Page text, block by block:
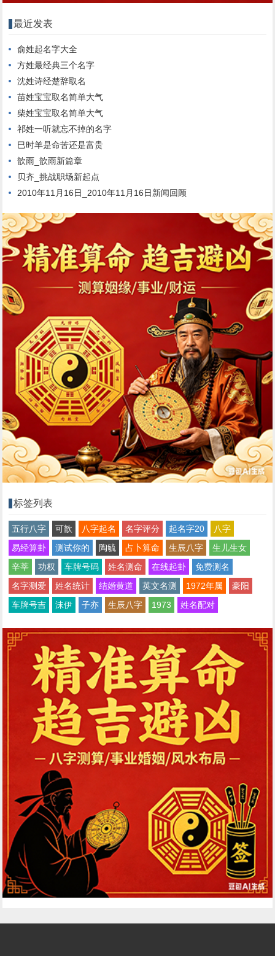
最近发表
俞姓起名字大全
方姓最经典三个名字
沈姓诗经楚辞取名
苗姓宝宝取名简单大气
柴姓宝宝取名简单大气
祁姓一听就忘不掉的名字
巳时羊是命苦还是富贵
歆雨_歆雨新篇章
贝齐_挑战职场新起点
2010年11月16日_2010年11月16日新闻回顾
标签列表
五行八字 可歆 八字起名 名字评分 起名字20
八字
易经算卦
测试你的 陶毓 占卜算命 生辰八字
生儿生女
辛莘
功权 车牌号码 姓名测命 在线起卦
免费测名
名字测爱
姓名统计 结婚黄道 英文名测 1972年属
豪阳
车牌号吉
沫伊 子亦 生辰八字 1973 姓名配对